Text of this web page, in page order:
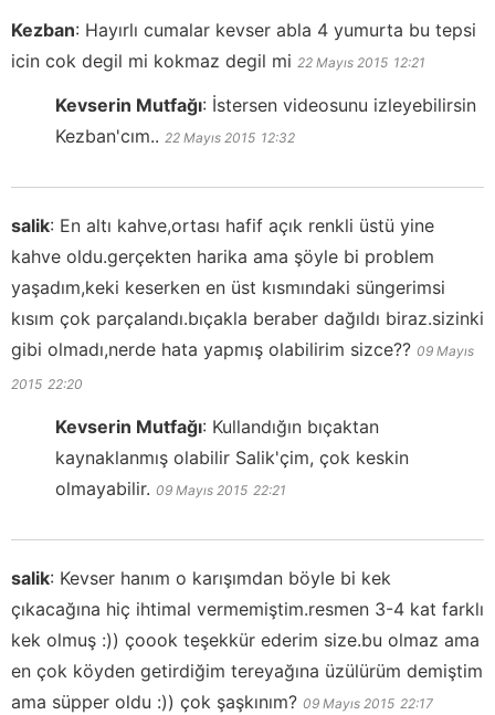
Kezban: Hayırlı cumalar kevser abla 4 yumurta bu tepsi
icin cok degil mi kokmaz degil mi 22 Mayıs 2015 12:21
Kevserin Mutfağı: İstersen videosunu izleyebilirsin
Kezban'cım.. 22 Mayıs 2015 12:32
salik: En altı kahve,ortası hafif açık renkli üstü yine
kahve oldu.gerçekten harika ama şöyle bi problem
yaşadım,keki keserken en üst kısmındaki süngerimsi
kısım çok parçalandı.bıçakla beraber dağıldı biraz.sizinki
gibi olmadı,nerde hata yapmış olabilirim sizce?? 09 Mayıs
2015 22:20
Kevserin Mutfağı: Kullandığın bıçaktan
kaynaklanmış olabilir Salik'çim, çok keskin
olmayabilir. 09 Mayıs 2015 22:21
salik: Kevser hanım o karışımdan böyle bi kek
çıkacağına hiç ihtimal vermemiştim.resmen 3-4 kat farklı
kek olmuş :)) çoook teşekkür ederim size.bu olmaz ama
en çok köyden getirdiğim tereyağına üzülürüm demiştim
ama süpper oldu :)) çok şaşkınım? 09 Mayıs 2015 22:17